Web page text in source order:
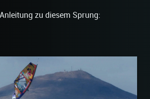
zu diesem Sprung: